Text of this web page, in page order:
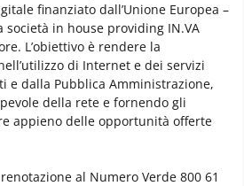
finanziato dall’Unione Europea –
società in house providing IN.VA
L’obiettivo è rendere la
di Internet e dei servizi
e dalla Pubblica Amministrazione,
della rete e fornendo gli
appieno delle opportunità offerte
al Numero Verde 800 61